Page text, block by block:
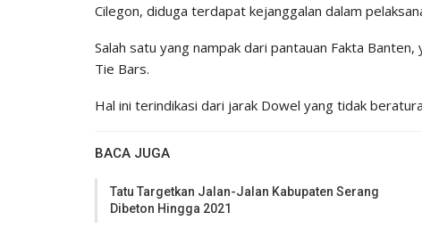
Cilegon, diduga terdapat kejanggalan dalam
Salah satu yang nampak dari pantauan Fakta
Tie Bars.
Hal ini terindikasi dari jarak Dowel yang tidak
BACA JUGA
Tatu Targetkan Jalan-Jalan Kabupaten Serang
Dibeton Hingga 2021